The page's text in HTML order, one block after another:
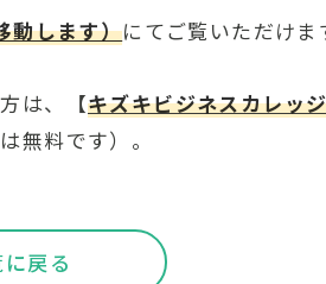
動します）にてご覧いただけま
は、【キズキビジネスカレッ
無料です）。
戻る